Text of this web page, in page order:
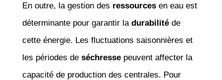
En outre, la gestion des ressourcesen eau est
déterminante pour garantir la durabilitéde
cette énergie. Les fluctuations saisonnières et
les périodes de séchressepeuvent affecter la
capacité de production des centrales. Pour